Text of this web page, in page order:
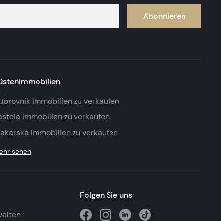
Abonnieren
Immobilien zu verkaufen
Immobilien zu verkaufen
Immobilien zu verkaufen
sehen
Folgen Sie uns